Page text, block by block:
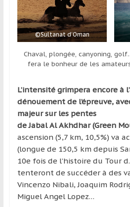
©Sultanat d’Oman
Chaval, plongée, canyoning,
fera le bonheur de les
L’intensité grimpera encore à
dénouement de l’épreuve,
majeur sur les pentes
de Jabal Al Akhdhar (Green
ascension (5,7 km, 10,5%) va
(longue de 150,5 km depuis
10e fois de l’histoire du Tour
tenteront de succéder à des
Vincenzo Nibali, Joaquim
Miguel Angel Lopez…